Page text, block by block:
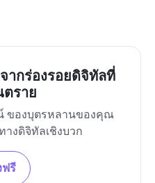
ากร่องรอยดิจิทัลที่
ราย
ของบุตรหลานของคุณ
างดิจิทัลเชิงบวก
ฟรี